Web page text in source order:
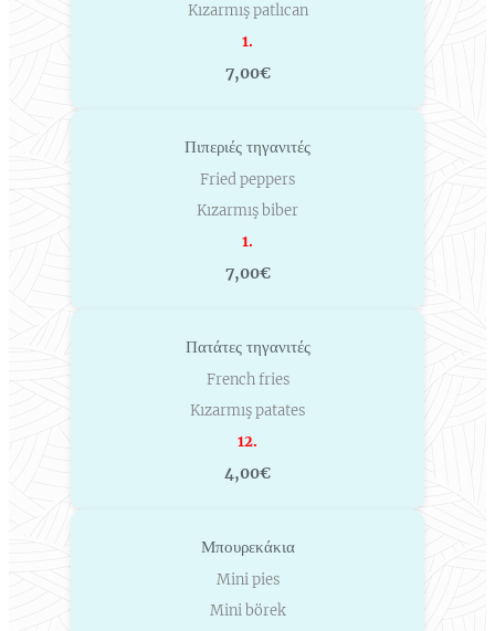
Kızarmış patlıcan
1.
7,00€
Πιπεριές τηγανιτές
Fried peppers
Kızarmış biber
1.
7,00€
Πατάτες τηγανιτές
French fries
Kızarmış patates
12.
4,00€
Μπουρεκάκια
Mini pies
Mini börek